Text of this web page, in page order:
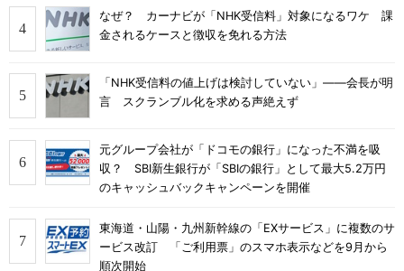
なぜ？ カーナビが「NHK受信料」対象になるワケ 課
金されるケースと徴収を免れる方法
「NHK受信料の値上げは検討していない」――会長が明
言 スクランブル化を求める声絶えず
元グループ会社が「ドコモの銀行」になった不満を吸
収？ SBI新生銀行が「SBIの銀行」として最大5.2万円
のキャッシュバックキャンペーンを開催
東海道・山陽・九州新幹線の「EXサービス」に複数のサ
ービス改訂 「ご利用票」のスマホ表示などを9月から
順次開始